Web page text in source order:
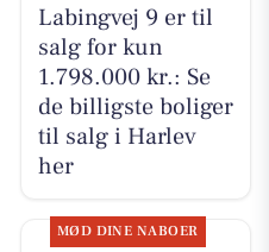
Labingvej 9 er til
salg for kun
1.798.000 kr.: Se
de billigste boliger
til salg i Harlev
her
MØD DINE NABOER